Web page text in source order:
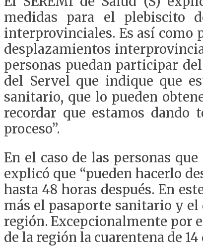
medidas para el plebiscito
interprovinciales. Es así como
desplazamientos
personas puedan participar
del Servel que indique que
sanitario, que lo pueden
recordar que estamos dando
proceso”.
En el caso de las personas
explicó que “pueden hacerlo
hasta 48 horas después. En
más el pasaporte sanitario y
región. Excepcionalmente por
de la región la cuarentena de 14